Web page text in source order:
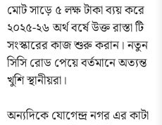
মোট সাড়ে ৫ লক্ষ টাকা ব্যয় করে
২০২৫-২৬ অর্থ বর্ষে উক্ত রাস্তা টি
সংস্কারের কাজ শুরু করান। নতুন
সিসি রোড পেয়ে বর্তমানে অত্যন্ত
খুশি স্থানীয়রা।
অন্যদিকে যোগেন্দ্র নগর এর কাটা